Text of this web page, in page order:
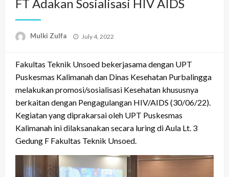
FT Adakan Sosialisasi HIV AIDS
Mulki Zulfa
Posted
July 4, 2022
Fakultas Teknik Unsoed bekerjasama dengan UPT
Puskesmas Kalimanah dan Dinas Kesehatan Purbalingga
melakukan promosi/sosialisasi Kesehatan khususnya
berkaitan dengan Pengagulangan HIV/AIDS (30/06/22).
Kegiatan yang diprakarsai oleh UPT Puskesmas
Kalimanah ini dilaksanakan secara luring di Aula Lt. 3
Gedung F Fakultas Teknik Unsoed.